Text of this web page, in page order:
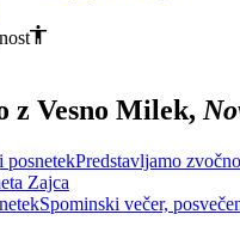
z Vesno Milek,
posnetekPredstavljamo
Zajca
Spominski večer,